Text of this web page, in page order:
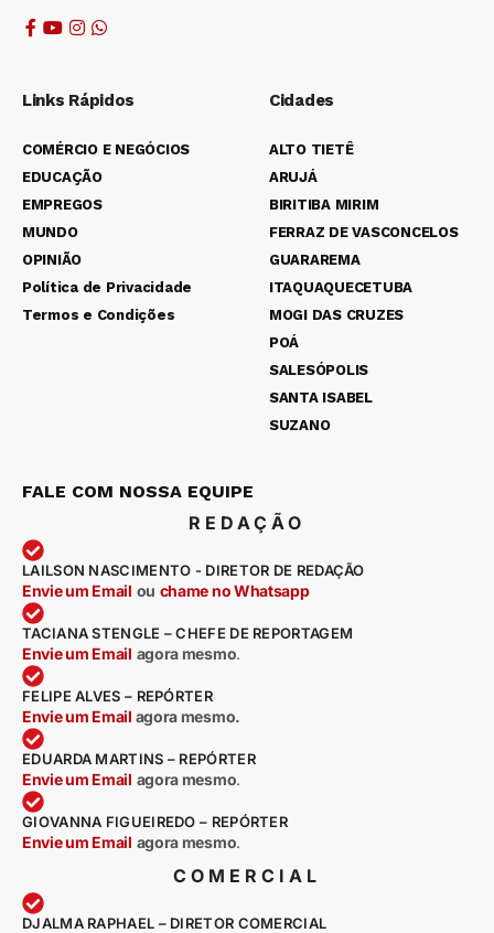
Links Rápidos
COMÉRCIO E NEGÓCIOS
EDUCAÇÃO
EMPREGOS
MUNDO
OPINIÃO
Política de Privacidade
Termos e Condições
Cidades
ALTO TIETÊ
ARUJÁ
BIRITIBA MIRIM
FERRAZ DE VASCONCELOS
GUARAREMA
ITAQUAQUECETUBA
MOGI DAS CRUZES
POÁ
SALESÓPOLIS
SANTA ISABEL
SUZANO
FALE COM NOSSA EQUIPE
REDAÇÃO
LAILSON NASCIMENTO - DIRETOR DE REDAÇÃO
Envie um Email ou chame no Whatsapp
TACIANA STENGLE – CHEFE DE REPORTAGEM
Envie um Email agora mesmo.
FELIPE ALVES – REPÓRTER
Envie um Email agora mesmo.
EDUARDA MARTINS – REPÓRTER
Envie um Email agora mesmo.
GIOVANNA FIGUEIREDO – REPÓRTER
Envie um Email agora mesmo.
COMERCIAL
DJALMA RAPHAEL – DIRETOR COMERCIAL